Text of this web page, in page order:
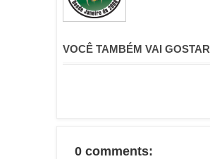
VOCÊ TAMBÉM VAI GOSTAR
0 comments: